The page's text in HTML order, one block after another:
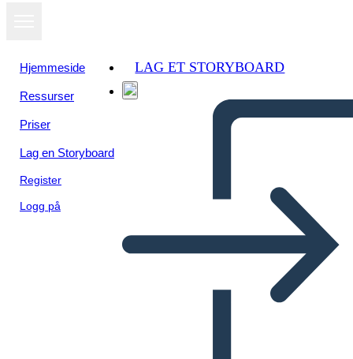
Hjemmeside
Ressurser
Priser
Lag en Storyboard
Register
Logg på
LAG ET STORYBOARD
Twitter Başlığı-1